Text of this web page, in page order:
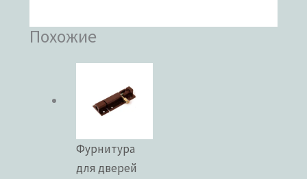
Похожие
Фурнитура
для дверей